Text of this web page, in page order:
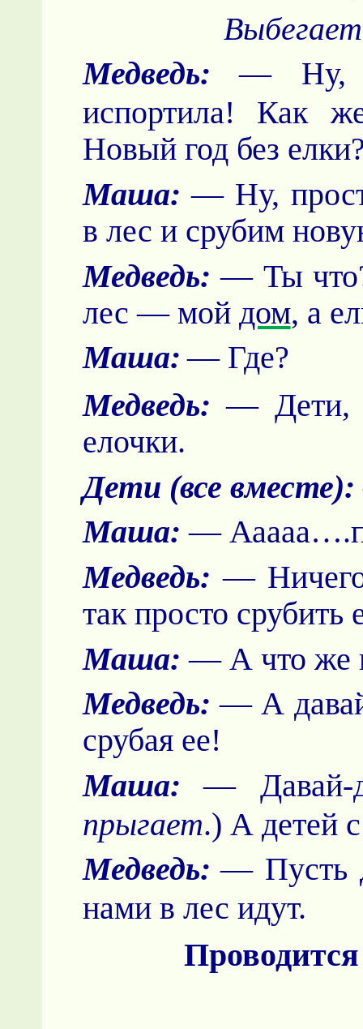
Выбегает
Медведь:
— Ну,
испортила! Как
Новый год без
Маша: — Ну,
в лес и срубим
Медведь: — Ты
лес — мой дом, а
Маша: — Где?
Медведь: — Дети,
елочки.
Дети (все вместе):
Маша: —
Медведь: —
так просто
Маша: — А что же
Медведь: — А
срубая ее!
Маша:
— Давай-
прыгает.) А детей
Медведь: — Пусть
нами в лес идут.